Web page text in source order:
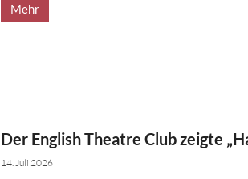
Mehr
Der English Theatre Club zeigte
14. Juli 2026